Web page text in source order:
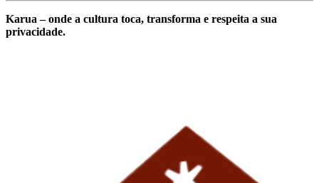
Karua – onde a cultura toca, transforma e respeita a sua
privacidade.